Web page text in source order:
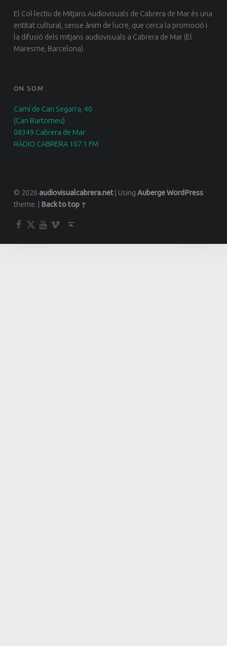
El Col·lectiu de Mitjans Audiovisuals de Cabrera de Mar és una
entitat cultural, sense ànim de lucre, que cerca la promoció i
la difusió dels mitjans audiovisuals a Cabrera de Mar (El
Maresme, Barcelona).
ON SOM
Camí de Can Segarra, 40
(Can Bartomeu)
08349 Cabrera de Mar
RÀDIO CABRERA 107.1 FM
© 2026 audiovisualcabrera.net Using AubergeWordPress
theme.
Back to top ↑
Facebook
TwitterYouTube
Vimeo